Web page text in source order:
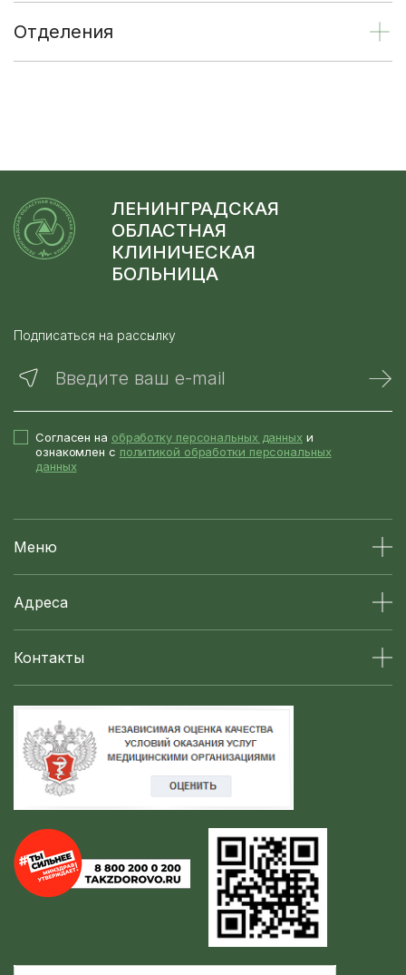
Отделения
ЛЕНИНГРАДСКАЯ
ОБЛАСТНАЯ
КЛИНИЧЕСКАЯ
БОЛЬНИЦА
Подписаться на рассылку
Введите ваш e-mail
Согласен на обработку персональных данных и
ознакомлен с политикой обработки персональных
данных
Меню
Адреса
Контакты